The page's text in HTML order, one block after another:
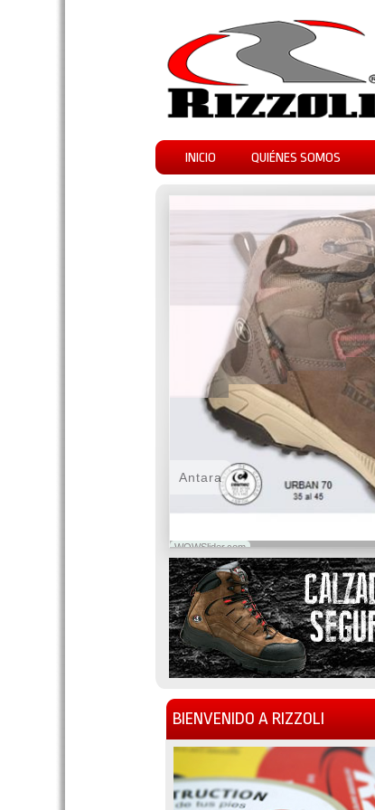
INICIO QUIÉNES SOMOS
WOWSlider.com
Antara
BIENVENIDO A RIZZOLI